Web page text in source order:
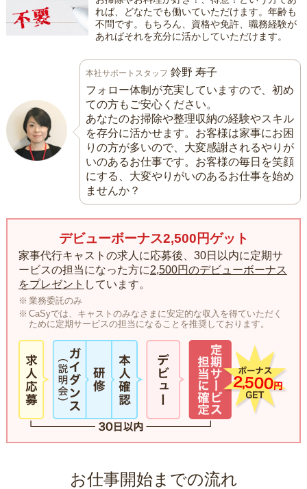
れば、どなたでも働いていただけます。年齢も
不問です。もちろん、資格や免許、職務経験が
あればそれを充分に活かしていただけます。
本社サポートスタッフ 鈴野 寿子
フォロー体制が充実していますので、初め
ての方もご安心ください。
あなたのお掃除や整理収納の経験やスキル
を存分に活かせます。お客様は家事にお困
りの方が多いので、大変感謝されるやりが
いのあるお仕事です。お客様の毎日を笑顔
にする、大変やりがいのあるお仕事を始め
ませんか？
デビューボーナス2,500円ゲット
家事代行キャストの求人に応募後、30日以内に定期サ
ービスの担当になった方に2,500円のデビューボーナス
をプレゼント しています。
業務委託のみ
CaSyでは、キャストのみなさまに安定的な収入を得ていただく
ために定期サービスの担当になることを推奨しております。
お仕事開始までの流れ